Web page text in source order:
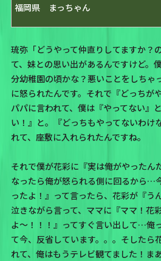
福岡県 まっちゃん
琉弥「どうやって仲直りしてますか？
て、妹との思い出があるんですけど。
分幼稚園の頃かな？悪いことをしちゃ
に怒られたんです。それで『どっちが
パパに言われて、僕は『やってない』
い！』と。『どっちもやってないわけ
れて、座敷に入れられたんですね。
それで僕が花彩に『実は俺がやったん
なったら俺が怒られる側に回るから…
ったよ！』って言ったら、花彩が『
泣きながら言って、ママに『ママ！花
よ〜！！！』ってすぐ言い出して…俺
て今、反省しています。。。そしたら
れて、俺はもうテレビ観てました！ま